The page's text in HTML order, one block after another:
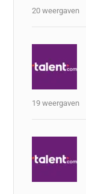
20 weergaven
19 weergaven